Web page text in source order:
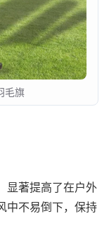
毛旗
显著提高了在户外
中不易倒下，保持